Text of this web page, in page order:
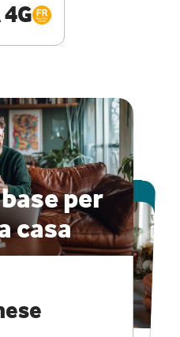
4G
per
casa
ONLINE
veloce e
speciali